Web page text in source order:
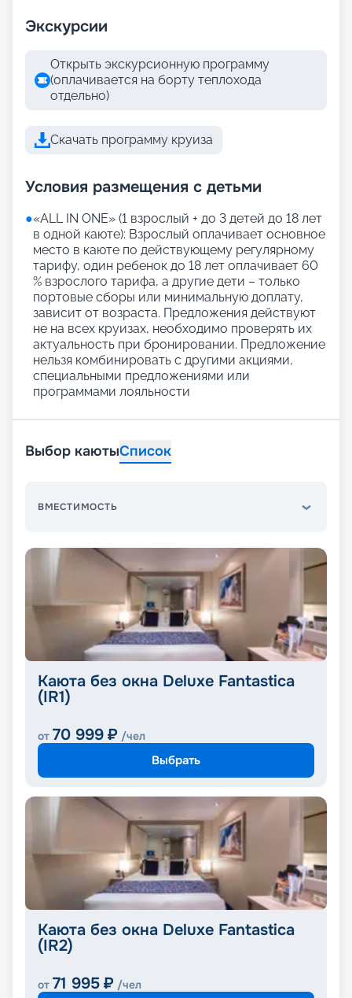
Экскурсии
Открыть экскурсионную программу
(оплачивается на борту теплохода
отдельно)
Скачать программу круиза
Условия размещения с детьми
●«АLL IN ONE» (1 взрослый + до 3 детей до 18 лет
в одной каюте): Взрослый оплачивает основное
место в каюте по действующему регулярному
тарифу, один ребенок до 18 лет оплачивает 60
% взрослого тарифа, а другие дети – только
портовые сборы или минимальную доплату,
зависит от возраста. Предложения действуют
не на всех круизах, необходимо проверять их
актуальность при бронировании. Предложение
нельзя комбинировать с другими акциями,
специальными предложениями или
программами лояльности
Выбор каютыСписок
ВМЕСТИМОСТЬ
Каюта без окна Deluxe Fantastica
(IR1)
от 70 999 ₽ /чел
Выбрать
Каюта без окна Deluxe Fantastica
(IR2)
от 71 995 ₽ /чел